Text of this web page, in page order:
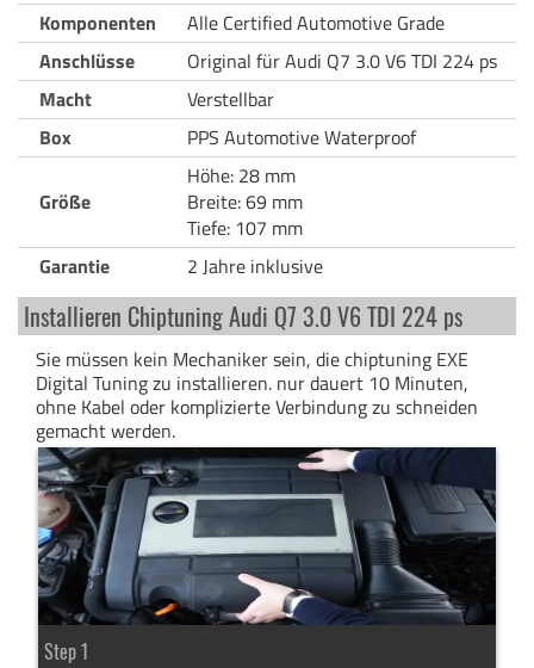
Komponenten
Alle Certified Automotive Grade
Anschlüsse
Original für Audi Q7 3.0 V6 TDI 224 ps
Macht
Verstellbar
Box
PPS Automotive Waterproof
Größe
Höhe: 28 mm
Breite: 69 mm
Tiefe: 107 mm
Garantie
2 Jahre inklusive
Installieren Chiptuning Audi Q7 3.0 V6 TDI 224 ps
Sie müssen kein Mechaniker sein, die chiptuning EXE
Digital Tuning zu installieren. nur dauert 10 Minuten,
ohne Kabel oder komplizierte Verbindung zu schneiden
gemacht werden.
Step 1